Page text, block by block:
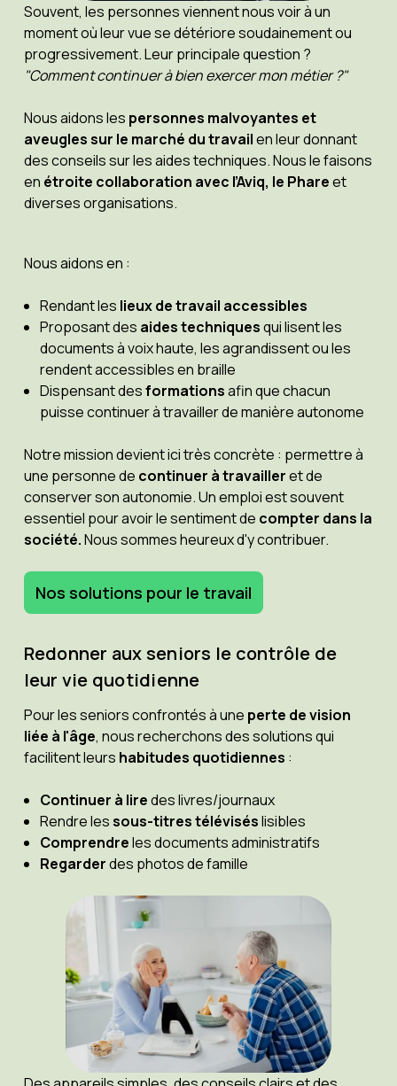
Souvent, les personnes viennent nous voir à un
moment où leur vue se détériore soudainement ou
progressivement. Leur principale question ?
"Comment continuer à bien exercer mon métier ?"
Nous aidons les personnes malvoyantes et
aveugles sur le marché du travailen leur donnant
des conseils sur les aides techniques. Nous le faisons
en étroite collaboration avec l’Aviq, le Phareet
diverses organisations.
Nous aidons en :
Rendant les lieux de travail accessibles
Proposant des aides techniquesqui lisent les
documents à voix haute, les agrandissent ou les
rendent accessibles en braille
Dispensant desformationsafin que chacun
puisse continuer à travailler de manière autonome
Notre mission devient ici très concrète : permettre à
une personne de continuer à travailleret de
conserver son autonomie. Un emploi est souvent
essentiel pour avoir le sentiment de compter dans la
société.Nous sommes heureux d'y contribuer.
Nos solutions pour le travail
Redonner aux seniors le contrôle de
leur vie quotidienne
Pour les seniors confrontés à une perte de vision
liée à l'âge, nous recherchons des solutions qui
facilitent leurs habitudes quotidiennes :
Continuer à liredes livres/journaux
Rendre lessous-titres téléviséslisibles
Comprendreles documents administratifs
Regarderdes photos de famille